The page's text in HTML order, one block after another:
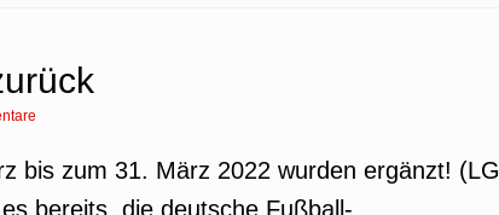
bis zum 31. März 2022 wurden ergänzt! (LG
bereits, die deutsche Fußball-